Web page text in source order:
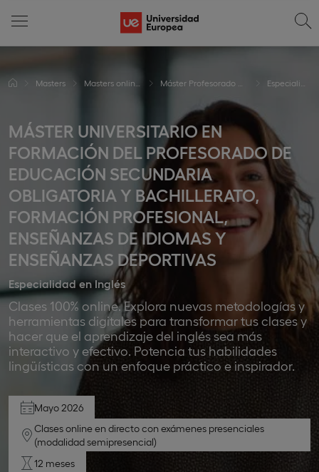
Masters Especialidad de Inglés
MÁSTER UNIVERSITARIO EN
FORMACIÓN DEL PROFESORADO DE
EDUCACIÓN SECUNDARIA
OBLIGATORIA Y BACHILLERATO,
FORMACIÓN PROFESIONAL,
ENSEÑANZAS DE IDIOMAS Y
ENSEÑANZAS DEPORTIVAS
Especialidad en Inglés
Clases 100% online. Explora nuevas metodologías y
herramientas digitales para transformar tus clases y
hacer que el aprendizaje del inglés sea más
interactivo y efectivo. Potencia tus habilidades
lingüísticas con un enfoque práctico e inspirador.
Mayo 2026
Clases online en directo con exámenes presenciales
(modalidad semipresencial)
12 meses